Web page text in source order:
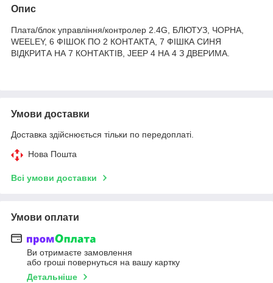
Опис
Плата/блок управління/контролер 2.4G, БЛЮТУЗ, ЧОРНА,
WEELEY, 6 ФІШОК ПО 2 КОНТАКТА, 7 ФІШКА СИНЯ
ВІДКРИТА НА 7 КОНТАКТІВ, JEEP 4 НА 4 З ДВЕРИМА.
Умови доставки
Доставка здійснюється тільки по передоплаті.
Нова Пошта
Всі умови доставки
Умови оплати
Ви отримаєте замовлення
або гроші повернуться на вашу картку
Детальніше